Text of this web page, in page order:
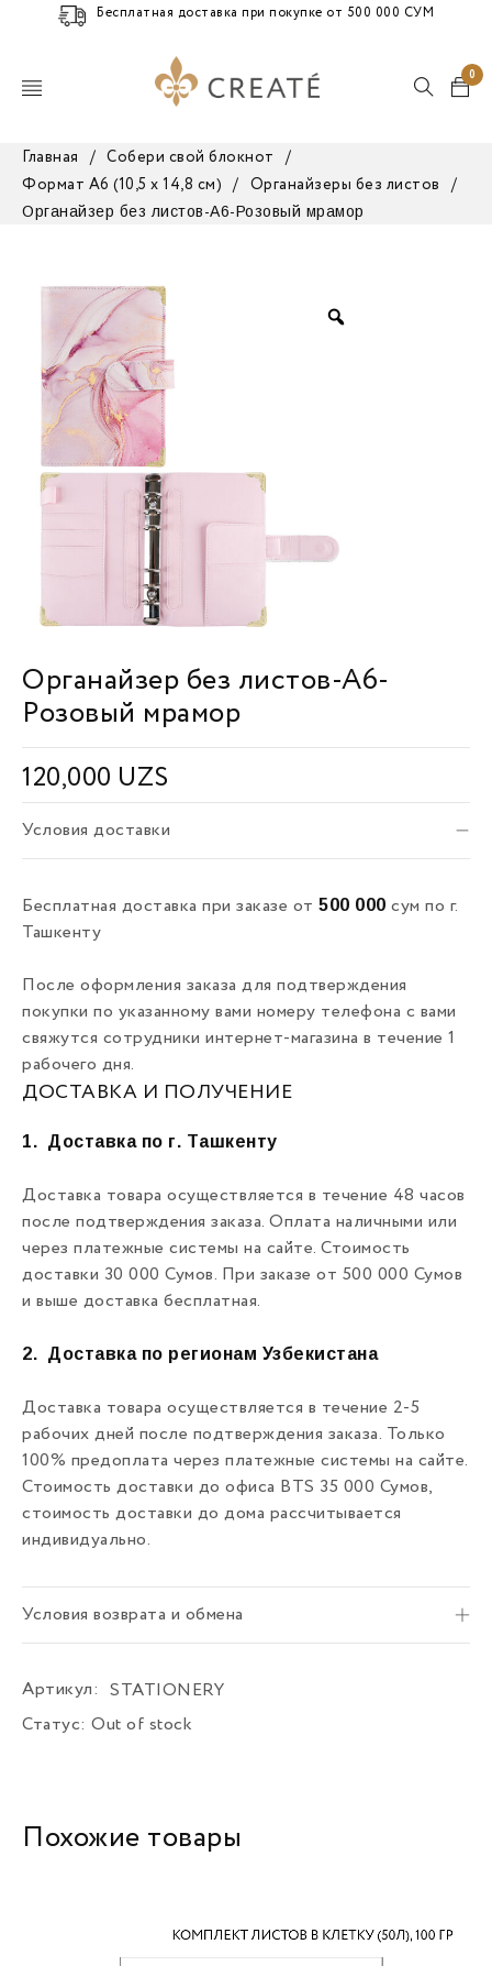
Бесплатная доставка при покупке от 500 000 СУМ
0
Главная / Собери свой блокнот
/
Формат А6 (10,5 х 14,8 см)
/ Органайзеры без листов /
Органайзер без листов-А6-Розовый мрамор
Органайзер без листов-А6-
Розовый мрамор
120,000 UZS
Условия доставки
Бесплатная доставка при заказе от 500 000 сум по г.
Ташкенту
После оформления заказа для подтверждения
покупки по указанному вами номеру телефона с вами
свяжутся сотрудники интернет-магазина в течение 1
рабочего дня.
ДОСТАВКА И ПОЛУЧЕНИЕ
1. Доставка по г. Ташкенту
Доставка товара осуществляется в течение 48 часов
после подтверждения заказа. Оплата наличными или
через платежные системы на сайте. Стоимость
доставки 30 000 Сумов. При заказе от 500 000 Сумов
и выше доставка бесплатная.
2. Доставка по регионам Узбекистана
Доставка товара осуществляется в течение 2-5
рабочих дней после подтверждения заказа. Только
100% предоплата через платежные системы на сайте.
Стоимость доставки до офиса BTS 35 000 Сумов,
стоимость доставки до дома рассчитывается
индивидуально.
Условия возврата и обмена
Артикул:
STATIONERY
Статус: Out of stock
Похожие товары